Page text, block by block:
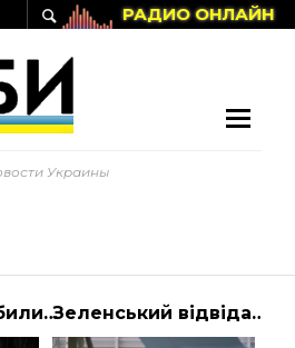
РАДИО ОНЛАЙН
Украины
Росіяни розбомбили шахти Донецька: є вбиті та поранені Зеленський відвідав військову базу в Мелсбруку — новини 1+1 — Світ